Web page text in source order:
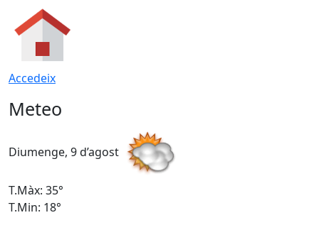
Accedeix
Meteo
Diumenge, 9 d’agost
T.Màx: 35°
T.Min: 18°